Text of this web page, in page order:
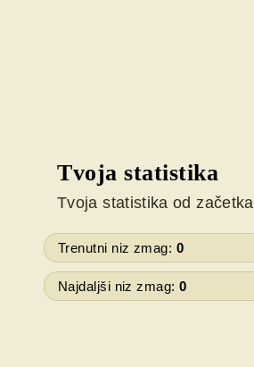
Tvoja statistika
Tvoja statistika od začetka
Trenutni niz zmag: 0
Najdaljši niz zmag: 0